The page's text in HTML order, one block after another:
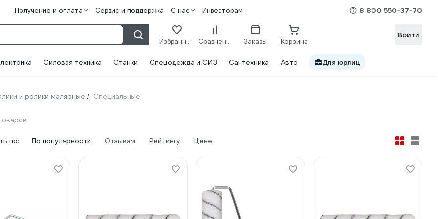
Получение и оплата Сервис и поддержка О нас Инвесторам 8 800 550-37-70
Избранное Сравнение Заказы Корзина
Войти
Силовая техника Станки Спецодежда и СИЗ Сантехника Авто Для юрлиц
и ролики малярные / Специальные
по: По популярности Отзывам Рейтингу Цене